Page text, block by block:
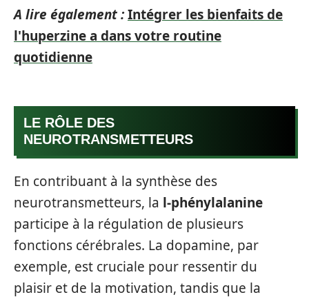
A lire également :Intégrer les bienfaits de
l'huperzine a dans votre routine
quotidienne
LE RÔLE DES
NEUROTRANSMETTEURS
En contribuant à la synthèse des
neurotransmetteurs, la l-phénylalanine
participe à la régulation de plusieurs
fonctions cérébrales. La dopamine, par
exemple, est cruciale pour ressentir du
plaisir et de la motivation, tandis que la